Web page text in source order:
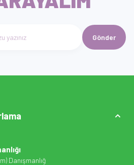
Gönder
Danışmanlığ